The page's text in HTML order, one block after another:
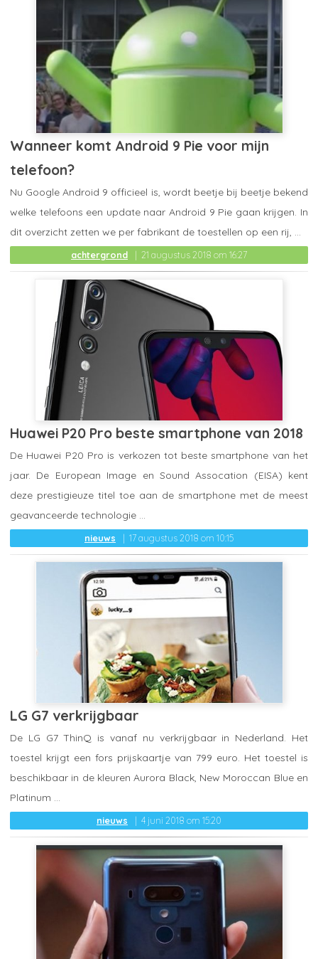
Wanneer komt Android 9 Pie voor mijn
telefoon?
achtergrond 21 augustus 2018 om 16:27
Nu Google Android 9 officieel is, wordt beetje bij beetje bekend
welke telefoons een update naar Android 9 Pie gaan krijgen. In
dit overzicht zetten we per fabrikant de toestellen op een rij, ...
Huawei P20 Pro beste smartphone van 2018
nieuws 17 augustus 2018 om 10:15
De Huawei P20 Pro is verkozen tot beste smartphone van het
jaar. De European Image en Sound Assocation (EISA) kent
deze prestigieuze titel toe aan de smartphone met de meest
geavanceerde technologie ...
LG G7 verkrijgbaar
nieuws 4 juni 2018 om 15:20
De LG G7 ThinQ is vanaf nu verkrijgbaar in Nederland. Het
toestel krijgt een fors prijskaartje van 799 euro. Het toestel is
beschikbaar in de kleuren Aurora Black, New Moroccan Blue en
Platinum ...